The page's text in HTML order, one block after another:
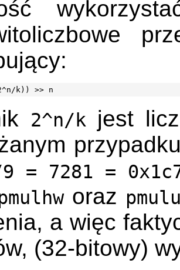
2^n/k jest
9 = 7281 =
oraz
a więc
(32-bitowy)